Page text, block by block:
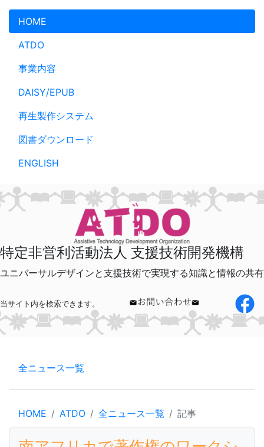
メインコンテンツへスキップ
HOME
ATDO
事業内容
DAISY/EPUB
再生製作システム
図書ダウンロード
ENGLISH
特定非営利活動法人 支援技術開発機構
ユニバーサルデザインと支援技術で実現する知識と情報の共有
当サイト内を検索できます。
全ニュース一覧
HOME ATDO 全ニュース一覧 記事